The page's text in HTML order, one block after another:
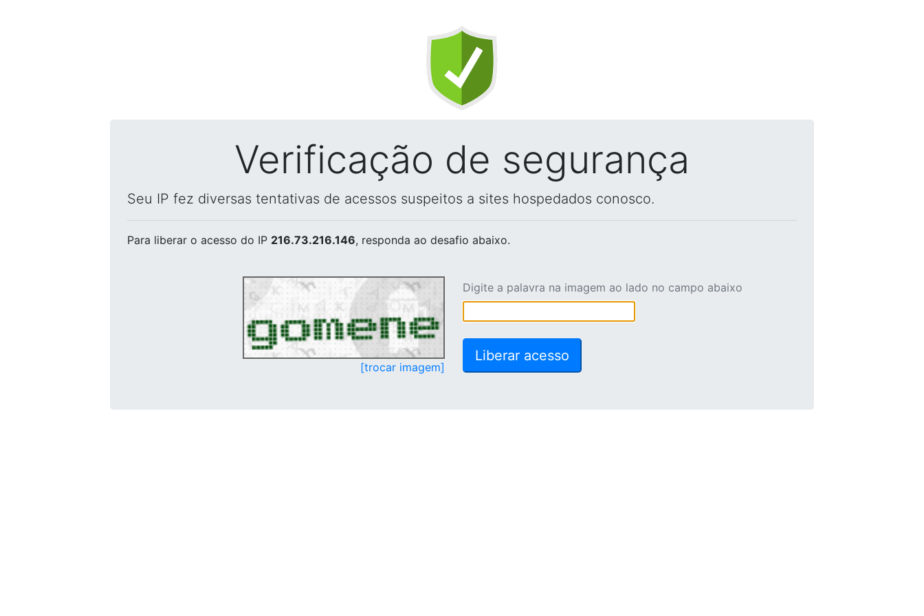
Verificação de segurança
Seu IP fez diversas tentativas de acessos suspeitos a sites hospedados conosco.
Para liberar o acesso do IP 216.73.216.146, responda ao desafio abaixo.
[trocar imagem]
Digite a palavra na imagem ao lado no campo abaixo